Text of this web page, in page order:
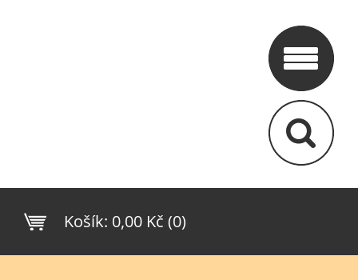
Košík: 0,00 Kč (0)